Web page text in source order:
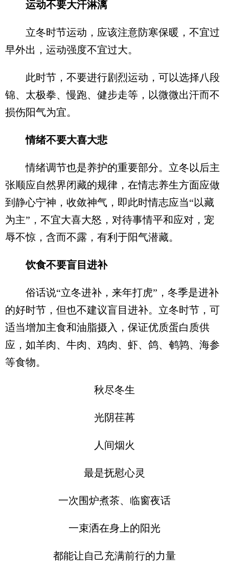
运动不要大汗淋漓
立冬时节运动，应该注意防寒保暖，不宜过
早外出，运动强度不宜过大。
此时节，不要进行剧烈运动，可以选择八段
锦、太极拳、慢跑、健步走等，以微微出汗而不
损伤阳气为宜。
情绪不要大喜大悲
情绪调节也是养护的重要部分。立冬以后主
张顺应自然界闭藏的规律，在情志养生方面应做
到静心宁神，收敛神气，即此时情志应当“以藏
为主”，不宜大喜大怒，对待事情平和应对，宠
辱不惊，含而不露，有利于阳气潜藏。
饮食不要盲目进补
俗话说“立冬进补，来年打虎”，冬季是进补
的好时节，但也不建议盲目进补。立冬时节，可
适当增加主食和油脂摄入，保证优质蛋白质供
应，如羊肉、牛肉、鸡肉、虾、鸽、鹌鹑、海参
等食物。
秋尽冬生
光阴荏苒
人间烟火
最是抚慰心灵
一次围炉煮茶、临窗夜话
一束洒在身上的阳光
都能让自己充满前行的力量